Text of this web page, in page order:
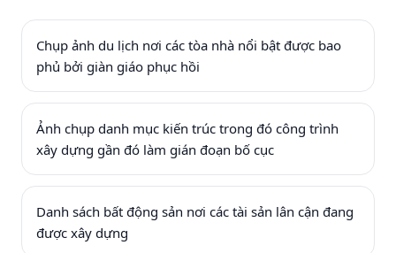
Chụp ảnh du lịch nơi các tòa nhà nổi bật được bao
phủ bởi giàn giáo phục hồi
Ảnh chụp danh mục kiến ​​trúc trong đó công trình
xây dựng gần đó làm gián đoạn bố cục
Danh sách bất động sản nơi các tài sản lân cận đang
được xây dựng